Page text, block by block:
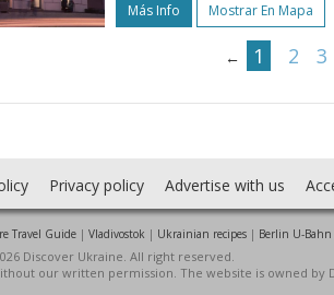
Más Info
Mostrar En Mapa
← 1 2 3
Privacy policy Advertise with us
Travel Guide| Vladivostok | Ukrainian recipes| Berlin U-Bahn
Discover Ukraine. All right reserved.
our written permission. The website is owned by